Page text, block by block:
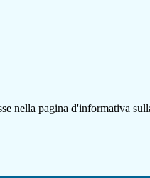
nella pagina d'informativa